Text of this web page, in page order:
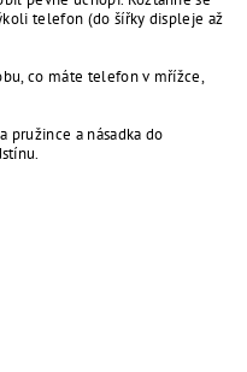
telefon (do šířky displeje až
co máte telefon v mřížce,
pružince a násadka do